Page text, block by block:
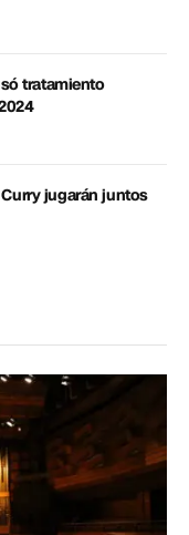
tratamiento
jugarán juntos